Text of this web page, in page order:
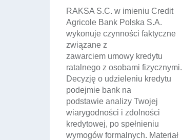
RAKSA S.C. w imieniu Credit
Agricole Bank Polska S.A.
wykonuje czynności faktyczne
związane z
zawarciem umowy kredytu
ratalnego z osobami fizycznymi.
Decyzję o udzieleniu kredytu
podejmie bank na
podstawie analizy Twojej
wiarygodności i zdolności
kredytowej, po spełnieniu
wymogów formalnych. Materiał